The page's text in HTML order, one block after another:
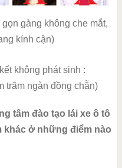
gàng không che mắt,
kính cận)
không phát sinh :
trăm ngàn đồng chẵn)
tâm đào tạo lái xe ô tô
khác ở những điểm nào